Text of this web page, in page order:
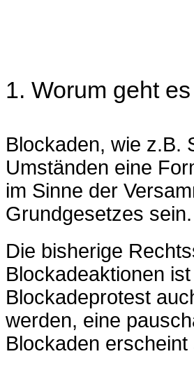
1. Worum geht
Blockaden, wie z.B.
Umständen eine
im Sinne der
Grundgesetzes sein.
Die bisherige
Blockadeaktionen
Blockadeprotest
werden, eine
Blockaden